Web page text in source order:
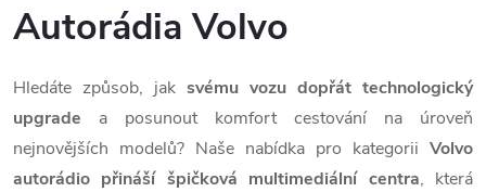
Autorádia Volvo
Hledáte způsob, jak svému vozu dopřát technologický
upgrade a posunout komfort cestování na úroveň
nejnovějších modelů? Naše nabídka pro kategorii Volvo
autorádio přináší špičková multimediální centra, která